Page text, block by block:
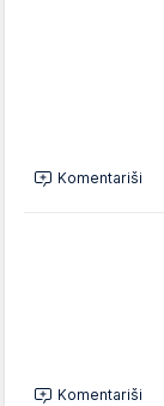
Komentariši
Komentariši